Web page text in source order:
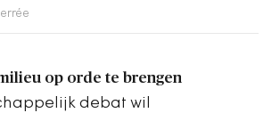
de regeling afgebouwd naar
op orde te brengen
debat wil